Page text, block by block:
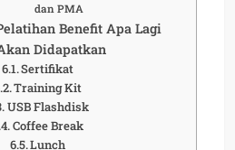
dan PMA
Benefit Apa Lagi
Didapatkan
Sertifikat
Training Kit
USB Flashdisk
Coffee Break
Lunch